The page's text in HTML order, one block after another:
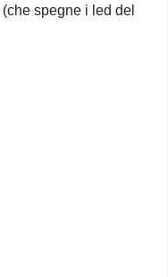
(che spegne i led del